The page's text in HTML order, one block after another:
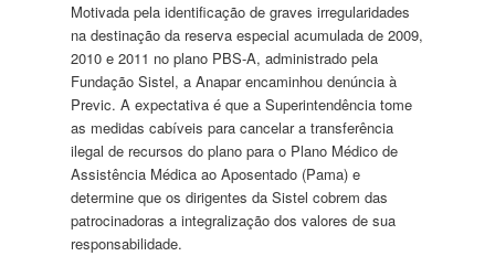
Motivada pela identificação de graves irregularidades
na destinação da reserva especial acumulada de 2009,
2010 e 2011 no plano PBS-A, administrado pela
Fundação Sistel, a Anapar encaminhou denúncia à
Previc. A expectativa é que a Superintendência tome
as medidas cabíveis para cancelar a transferência
ilegal de recursos do plano para o Plano Médico de
Assistência Médica ao Aposentado (Pama) e
determine que os dirigentes da Sistel cobrem das
patrocinadoras a integralização dos valores de sua
responsabilidade.